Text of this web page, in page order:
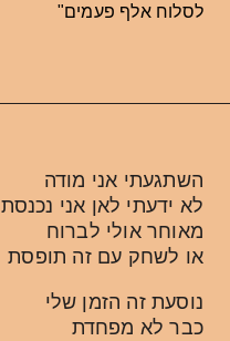
לסלוח אלף פעמים"
השתגעתי אני מודה
לא ידעתי לאן אני נכנסת
מאוחר אולי לברוח
או לשחק עם זה תופסת
נוסעת זה הזמן שלי
כבר לא מפחדת